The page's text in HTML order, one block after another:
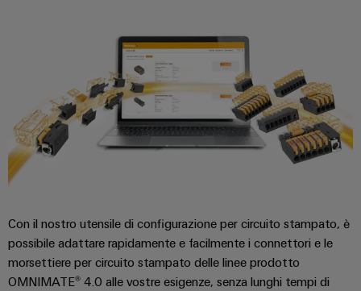
Con il nostro utensile di configurazione per circuito stampato, è
possibile adattare rapidamente e facilmente i connettori e le
morsettiere per circuito stampato delle linee prodotto
OMNIMATE® 4.0 alle vostre esigenze, senza lunghi tempi di